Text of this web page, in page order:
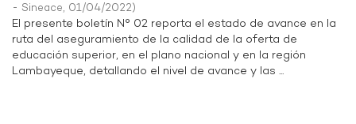
- Sineace, 01/04/2022)
El presente boletín N° 02 reporta el estado de avance en la
ruta del aseguramiento de la calidad de la oferta de
educación superior, en el plano nacional y en la región
Lambayeque, detallando el nivel de avance y las ...